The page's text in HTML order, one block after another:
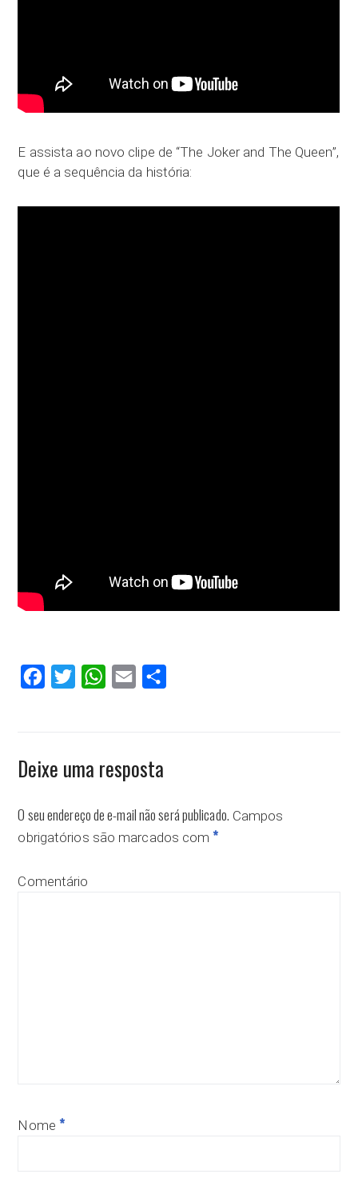
E assista ao novo clipe de “The Joker and The Queen”,
que é a sequência da história:
FacebookTwitter WhatsApp
Email
Deixe uma resposta
O seu endereço de e-mail não será publicado. Campos
obrigatórios são marcados com *
Comentário
Nome *